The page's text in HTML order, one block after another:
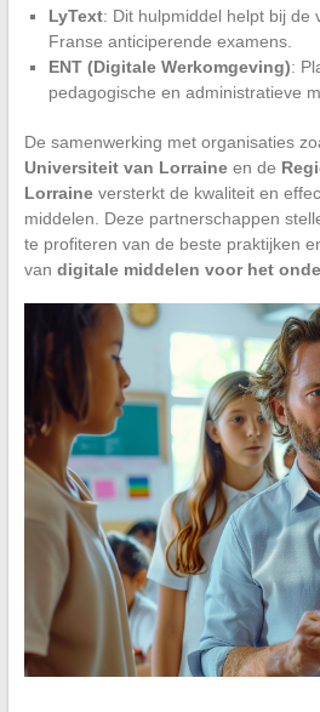
LyText: Dit hulpmiddel helpt bij de
Franse anticiperende examens.
ENT (Digitale Werkomgeving):
pedagogische en administratieve
De samenwerking met organisaties
Universiteit van Lorraineen de
Lorraineversterkt de kwaliteit en
middelen. Deze partnerschappen
te profiteren van de beste praktijken
van digitale middelen voor het